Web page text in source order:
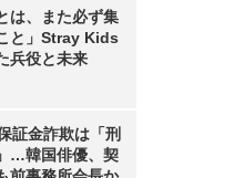
は、また必ず集
と」Stray Kids
兵役と未来
証金詐欺は「刑
…韓国俳優、契